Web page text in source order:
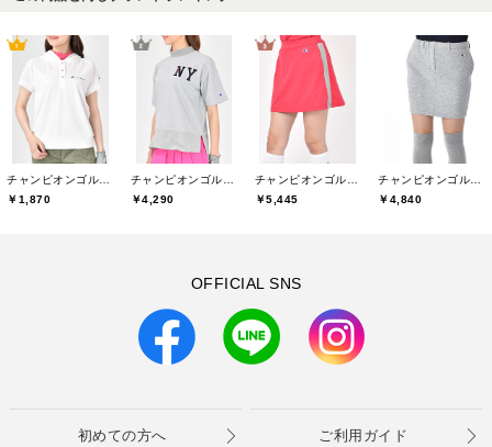
￥1,870
￥4,290
￥5,445
￥4,840
OFFICIAL SNS
初めての方へ ご利用ガイド